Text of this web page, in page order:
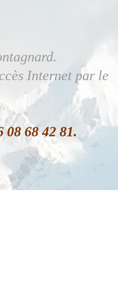
Internet par le
08 68 42 81.